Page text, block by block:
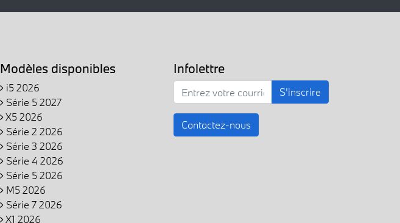
Modèles disponibles
i5 2026
Série 5 2027
X5 2026
Série 2 2026
Série 3 2026
Série 4 2026
Série 5 2026
M5 2026
Série 7 2026
X1 2026
Infolettre
S'inscrire
Contactez-nous